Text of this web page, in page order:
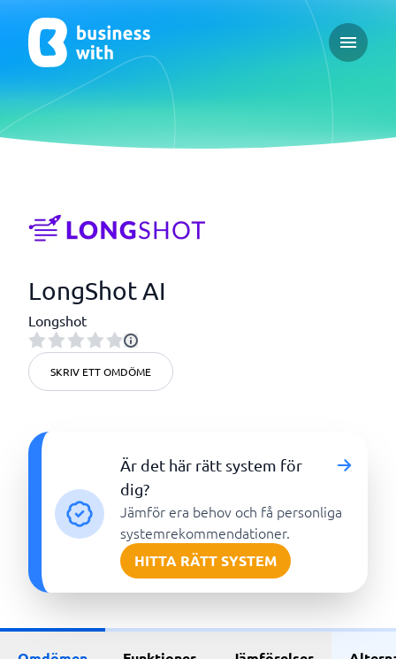
Open
LongShot AI
Longshot
SKRIV ETT OMDÖME
Är det här rätt system för
dig?
Jämför era behov och få personliga
systemrekommendationer.
HITTA RÄTT SYSTEM